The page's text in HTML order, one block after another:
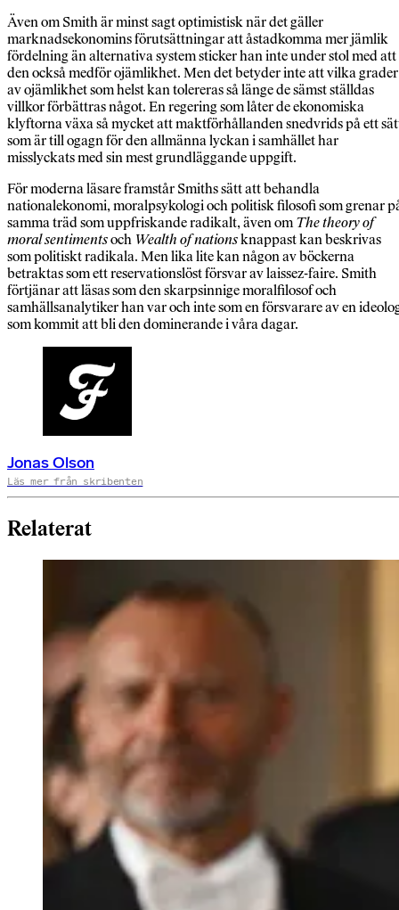
Även om Smith är minst sagt optimistisk när det gäller
marknadsekonomins förutsättningar att åstadkomma mer jämlik
fördelning än alternativa system sticker han inte under stol med att
den också medför ojämlikhet. Men det betyder inte att vilka grader
av ojämlikhet som helst kan tolereras så länge de sämst ställdas
villkor förbättras något. En regering som låter de ekonomiska
klyftorna växa så mycket att maktförhållanden snedvrids på ett
som är till ogagn för den allmänna lyckan i samhället har
misslyckats med sin mest grundläggande uppgift.
För moderna läsare framstår Smiths sätt att behandla
nationalekonomi, moralpsykologi och politisk filosofi som grenar
samma träd som uppfriskande radikalt, även omThe theory of
moral sentimentsoch Wealth of nationsknappast kan beskrivas
som politiskt radikala. Men lika lite kan någon av böckerna
betraktas som ett reservationslöst försvar av laissez-faire. Smith
förtjänar att läsas som den skarpsinnige moralfilosof och
samhällsanalytiker han var och inte som en försvarare av en
som kommit att bli den dominerande i våra dagar.
Jonas Olson
Läs mer från skribenten
Relaterat